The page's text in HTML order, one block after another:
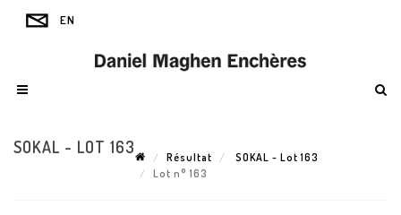
SOKAL - LOT 163
Résultat
SOKAL - Lot 163
Lot n° 163